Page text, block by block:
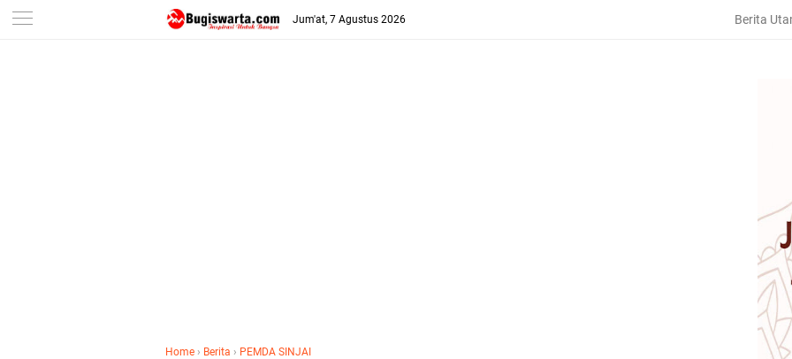
-->
Jum'at, 7 Agustus 2026 Berita
Home › Berita › PEMDA SINJAI